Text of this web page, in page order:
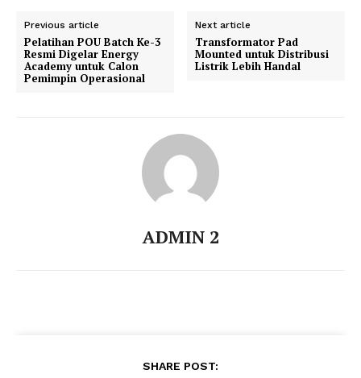
Previous article
Pelatihan POU Batch Ke-3
Resmi Digelar Energy
Academy untuk Calon
Pemimpin Operasional
Next article
Transformator Pad
Mounted untuk Distribusi
Listrik Lebih Handal
ADMIN 2
SHARE POST: